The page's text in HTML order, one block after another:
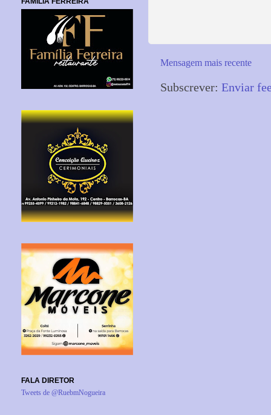
Mensagem mais recente
Subscrever: Enviar
FALA DIRETOR
Tweets de @RuebmNogueira